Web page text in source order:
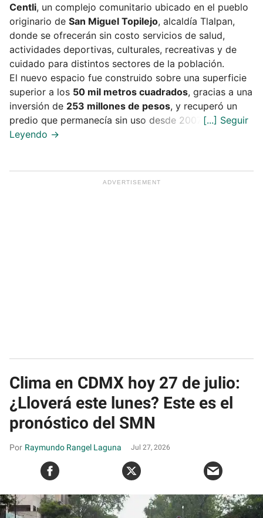
Centli, un complejo comunitario ubicado en el pueblo
originario de San Miguel Topilejo, alcaldía Tlalpan,
donde se ofrecerán sin costo servicios de salud,
actividades deportivas, culturales, recreativas y de
cuidado para distintos sectores de la población.
El nuevo espacio fue construido sobre una superficie
superior a los 50 mil metros cuadrados, gracias a una
inversión de 253 millones de pesos, y recuperó un
predio que permanecía sin uso desde 2007.
Clima en CDMX hoy 27 de julio:
¿Lloverá este lunes? Este es el
pronóstico del SMN
Raymundo Rangel Laguna Jul 27, 2026